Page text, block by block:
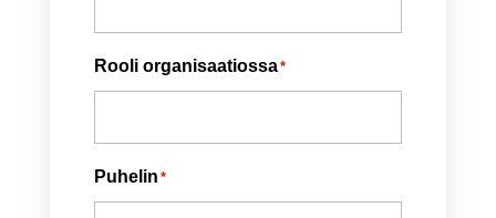
Rooli organisaatiossa*
Puhelin *